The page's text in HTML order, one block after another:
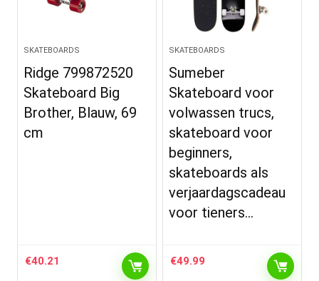
SKATEBOARDS
Ridge 799872520
Skateboard Big
Brother, Blauw, 69
cm
€40.21
SKATEBOARDS
Sumeber
Skateboard voor
volwassen trucs,
skateboard voor
beginners,
skateboards als
verjaardagscadeau
voor tieners…
€49.99